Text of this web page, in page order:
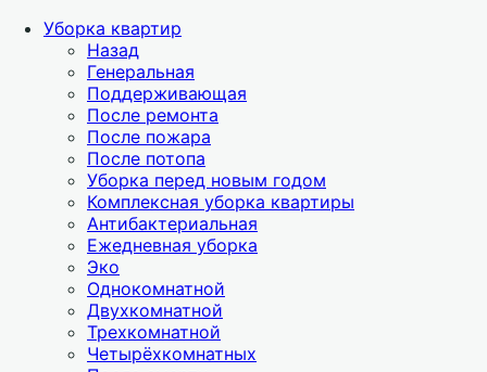
Уборка квартир
Назад
Генеральная
Поддерживающая
После ремонта
После пожара
После потопа
Уборка перед новым годом
Комплексная уборка квартиры
Антибактериальная
Ежедневная уборка
Эко
Однокомнатной
Двухкомнатной
Трехкомнатной
Четырёхкомнатных